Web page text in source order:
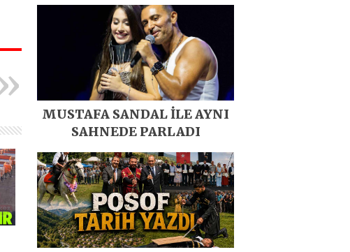
MUSTAFA SANDAL İLE AYNI
SAHNEDE PARLADI